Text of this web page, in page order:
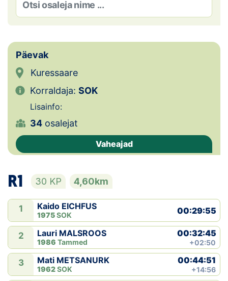
Kontakt
EOL
Galerii
Kalender
Tule klubisse!
Tulemused
Dokumendid
Klubid
Suletud maastikud
Päevak
Kuressaare
Korraldaja: SOK
Lisainfo:
34 osalejat
Vaheajad
R1 30 KP 4,60km
1 Kaido EICHFUS
1975SOK 00:29:55
2 Lauri MALSROOS
1986 Tammed
00:32:45
+02:50
3 Mati METSANURK
1962SOK
00:44:51
+14:56